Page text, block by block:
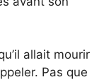
allait mourir
Pas que